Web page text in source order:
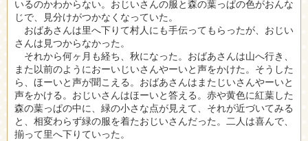
いるのかわからない。おじいさんの服と森の葉っぱの色がおんな
じで、見分けがつかなくなっていた。
おばあさんは里へ下りて村人にも手伝ってもらったが、おじい
さんは見つからなかった。
それから何ヶ月も経ち、秋になった。おばあさんは山へ行き、
また以前のようにおーいじいさんやーいと声をかけた。そうした
ら、ほーいと声が聞こえる。おばあさんはまたじいさんやーいと
声をかける。おじいさんはほーいと答える。赤や黄色に紅葉した
森の葉っぱの中に、緑の小さな点が見えて、それが近づいてみる
と、相変わらず緑の服を着たおじいさんだった。二人は喜んで、
揃って里へ下りていった。